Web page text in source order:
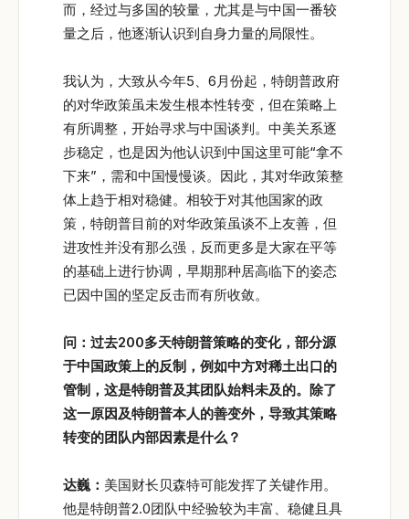
而，经过与多国的较量，尤其是与中国一番较
量之后，他逐渐认识到自身力量的局限性。
我认为，大致从今年5、6月份起，特朗普政府
的对华政策虽未发生根本性转变，但在策略上
有所调整，开始寻求与中国谈判。中美关系逐
步稳定，也是因为他认识到中国这里可能“拿不
下来”，需和中国慢慢谈。因此，其对华政策整
体上趋于相对稳健。相较于对其他国家的政
策，特朗普目前的对华政策虽谈不上友善，但
进攻性并没有那么强，反而更多是大家在平等
的基础上进行协调，早期那种居高临下的姿态
已因中国的坚定反击而有所收敛。
问：过去200多天特朗普策略的变化，部分源
于中国政策上的反制，例如中方对稀土出口的
管制，这是特朗普及其团队始料未及的。除了
这一原因及特朗普本人的善变外，导致其策略
转变的团队内部因素是什么？
达巍： 美国财长贝森特可能发挥了关键作用。
他是特朗普2.0团队中经验较为丰富、稳健且具